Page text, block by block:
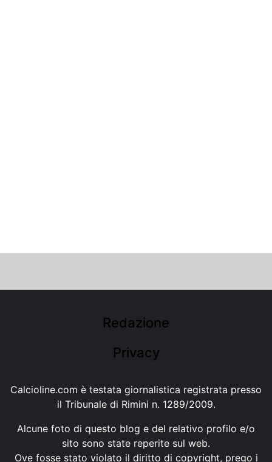
Redazione
Privacy
Calcioline.com è testata giornalistica registrata presso
il Tribunale di Rimini n. 1289/2009.
Alcune foto di questo blog e del relativo profilo e/o
sito sono state reperite sul web.
Ove fosse stato violato il diritto di copyright, prego i